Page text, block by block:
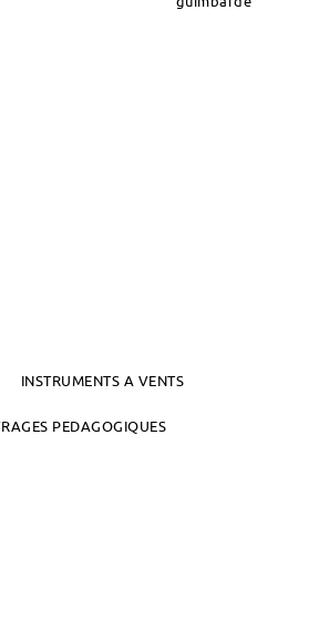
INSTRUMENTS A VENTS
PEDAGOGIQUES